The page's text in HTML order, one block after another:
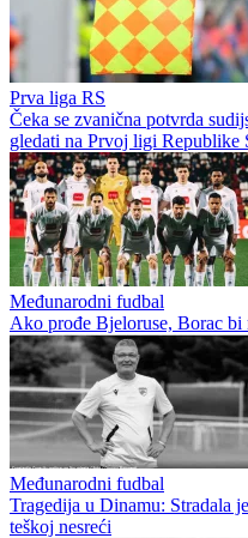
Prva liga RS
Čeka se zvanična potvrda
gledati na Prvoj ligi Republike
Međunarodni fudbal
Ako prođe Bjeloruse, Borac bi
Međunarodni fudbal
Tragedija u Dinamu: Stradala
teškoj nesreći